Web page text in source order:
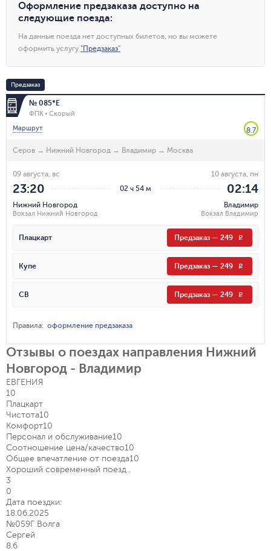
Оформление предзаказа доступно на
следующие поезда:
На данные поезда нет доступных билетов, но вы можете
оформить услугу "Предзаказ"
Предзаказ
№ 085*Е
ФПК
Скорый
Маршрут
8.7
Серов → Нижний Новгород → Владимир → Москва
02 ч 54 м
09 августа, вс
23:20
Нижний Новгород
Вокзал Нижний Новгород
10 августа, пн
02:14
Владимир
Вокзал Владимир
Плацкарт Предзаказ — 249 R
Купе Предзаказ — 249 R
СВ Предзаказ — 249 R
Правила: оформление предзаказа
Отзывы о поездах направления Нижний
Новгород - Владимир
ЕВГЕНИЯ
10
Плацкарт
Чистота10
Комфорт10
Персонал и обслуживание10
Соотношение цена/качество10
Общее впечатление от поезда10
Хороший современный поезд .
3
0
Дата поездки:
18.06.2025
№059Г Волга
Сергей
8.6